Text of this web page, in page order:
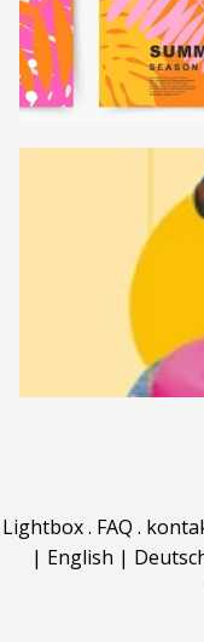
Lightbox. FAQ .
| English |